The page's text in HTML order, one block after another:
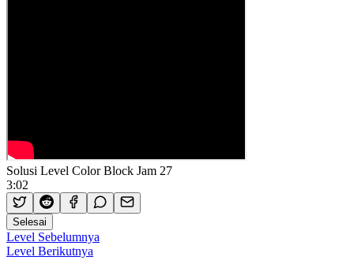
Solusi Level Color Block Jam 27
3:02
Selesai
Level Sebelumnya
Level Berikutnya